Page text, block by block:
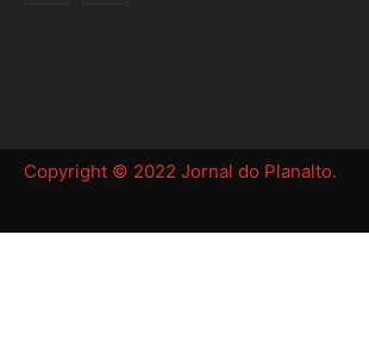
Copyright © 2022 Jornal do Planalto.